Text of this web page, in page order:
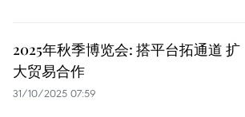
2025年秋季博览会: 搭平台拓通道 扩
大贸易合作
31/10/2025 07:59